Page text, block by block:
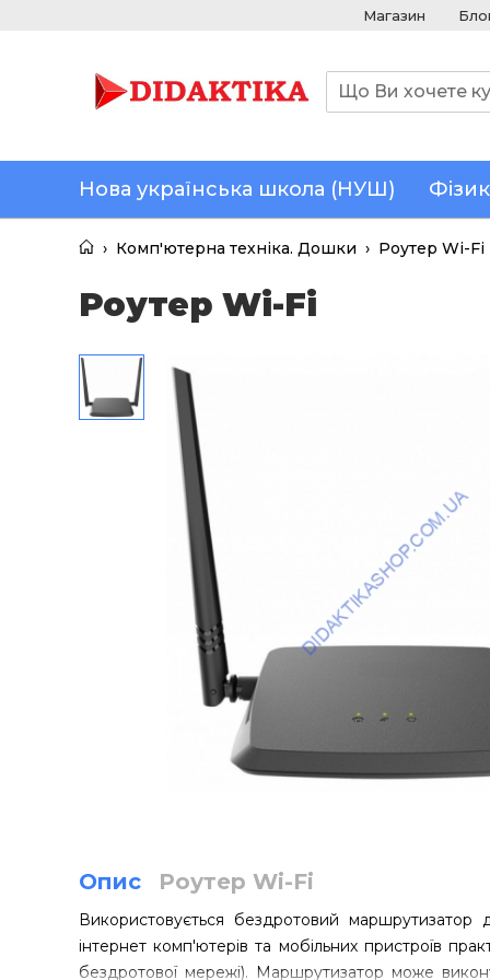
Магазин
Нова українська школа (НУШ)
› Комп'ютерна техніка. Дошки › Роутер Wi-Fi
Роутер Wi-Fi
Опис Роутер Wi-Fi
Використовується бездротовий
інтернет комп'ютерів та мобільних пристроїв
бездротової мережі). Маршрутизатор може